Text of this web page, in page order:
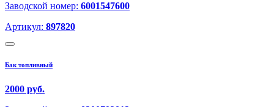
Заводской номер: 6001547600
Артикул: 897820
Бак топливный
2000 руб.